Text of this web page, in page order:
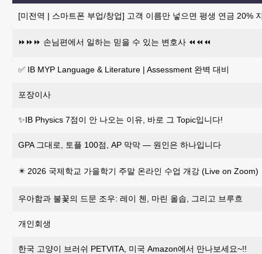
[미전역 | 스마트폰 부업/창업] 고객 이름만 넣으면 평생 연금 20%
⏩️⏩️⏩️ 손님편에서 일하는 믿을 수 있는 변호사 ⏪️⏪️⏪️
✅ IB MYP Language & Literature | Assessment 완벽 대비
포장이사
✨IB Physics 7점이 안 나오는 이유, 바로 그 Topic입니다!
GPA 그대로, 토플 100점, AP 막막 — 원인은 하나입니다
✴️ 2026 국제학교 가을학기 주말 온라인 수업 개강 (Live on Zoom)
우아함과 불꽃의 드문 조우: 레이 첸, 마린 올솝, 그리고 브루흐
개인회생
한국 고양이 브러쉬 PETVITA, 미국 Amazon에서 만나보세요~!!